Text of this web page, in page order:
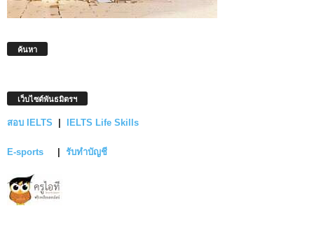
ค้นหา
เว็บไซต์พันธมิตรฯ
สอบ IELTS IELTS Life Skills
E-sports รับทำบัญชี